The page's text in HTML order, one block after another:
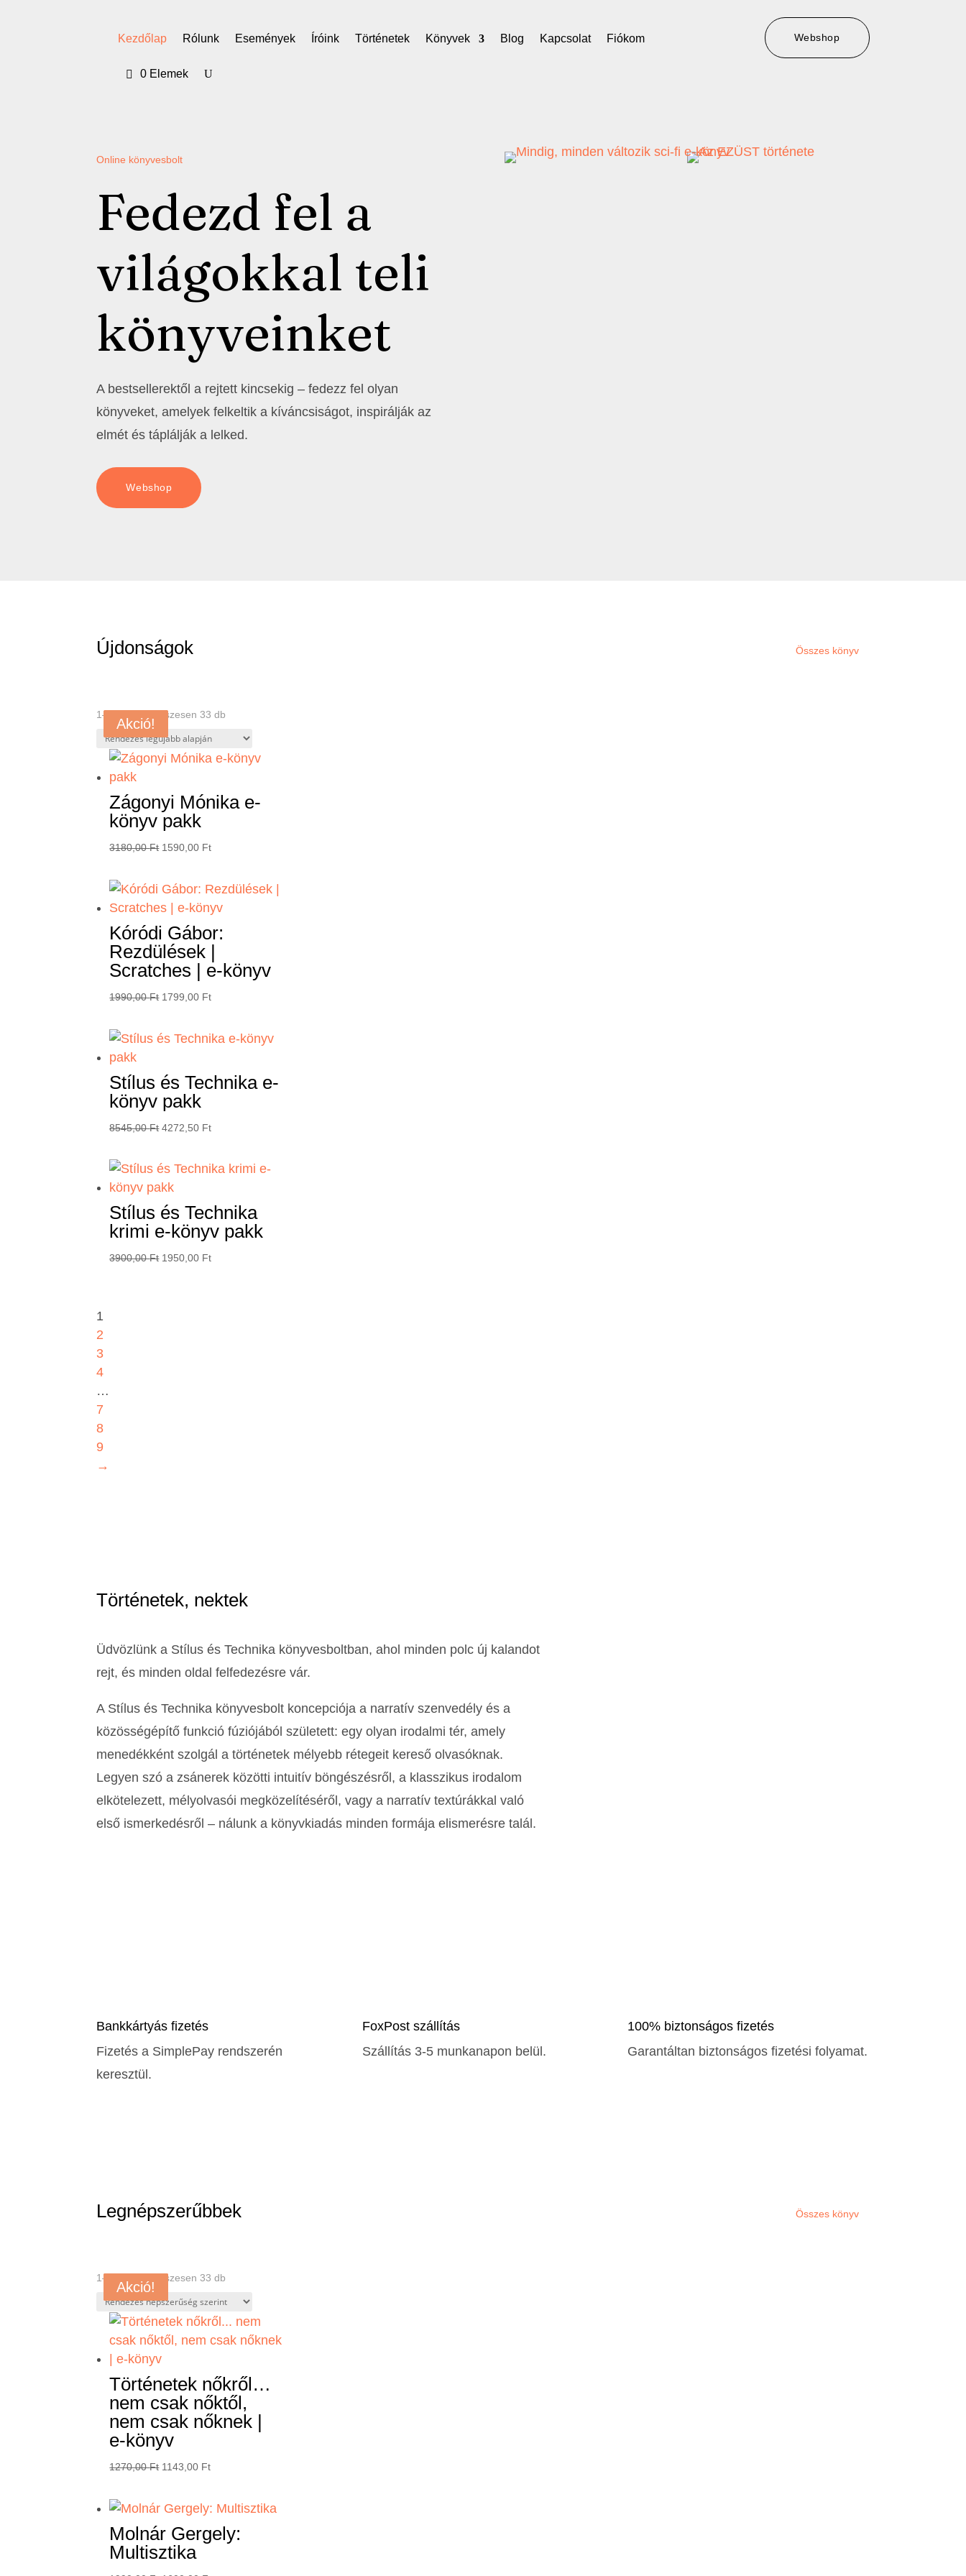
Kezdőlap Rólunk Események Íróink Történetek Könyvek Blog Kapcsolat Fiókom
0 Elemek
Webshop
Online könyvesbolt
Fedezd fel a
világokkal teli
könyveinket
A bestsellerektől a rejtett kincsekig – fedezz fel olyan
könyveket, amelyek felkeltik a kíváncsiságot, inspirálják az
elmét és táplálják a lelked.
Webshop
Újdonságok Összes könyv
1–4 termék, összesen 33 db
latest
Akció!
Zágonyi Mónika e-
könyv pakk
3180,00Ft Original
was:
3180,00 Ft.
1590,00 FtCurrent
is:
Akció!
Kóródi Gábor:
Rezdülések |
Scratches | e-könyv
1990,00Ft Original
was:
1799,00 FtCurrent
is:
Akció!
Stílus és Technika e-
könyv pakk
8545,00Ft Original
was:
8545,00 Ft.
4272,50 FtCurrent
is:
Akció!
Stílus és Technika
krimi e-könyv pakk
3900,00Ft Original
1950,00 FtCurrent
1
2
3
4
…
7
8
9
→
Történetek, nektek
Üdvözlünk a Stílus és Technika könyvesboltban, ahol minden polc új kalandot
rejt, és minden oldal felfedezésre vár.
A Stílus és Technika könyvesbolt koncepciója a narratív szenvedély és a
közösségépítő funkció fúziójából született: egy olyan irodalmi tér, amely
menedékként szolgál a történetek mélyebb rétegeit kereső olvasóknak.
Legyen szó a zsánerek közötti intuitív böngészésről, a klasszikus irodalom
elkötelezett, mélyolvasói megközelítéséről, vagy a narratív textúrákkal való
első ismerkedésről – nálunk a könyvkiadás minden formája elismerésre talál.
Bankkártyás fizetés
Fizetés a SimplePay rendszerén
keresztül.
FoxPost szállítás
Szállítás 3-5 munkanapon belül.
100% biztonságos fizetés
Garantáltan biztonságos fizetési folyamat.
Legnépszerűbbek Összes könyv
1–8 termék, összesen 33 db
by
popularity
Akció!
Történetek nőkről…
nem csak nőktől,
nem csak nőknek |
e-könyv
1270,00Ft Original
was:
1143,00 FtCurrent
is:
Akció!
Molnár Gergely:
Multisztika
Akció!
Akció!
Akció!
Akció!
Akció!